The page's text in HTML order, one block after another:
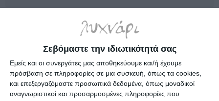
Σεβόμαστε την ιδιωτικότητά σας
Εμείς και οι συνεργάτες μας αποθηκεύουμε και/ή έχουμε
πρόσβαση σε πληροφορίες σε μια συσκευή, όπως τα cookies,
και επεξεργαζόμαστε προσωπικά δεδομένα, όπως μοναδικοί
αναγνωριστικοί και προσαρμοσμένες πληροφορίες που
Κατασκευαστές
Ενημερωτικό δελτίο